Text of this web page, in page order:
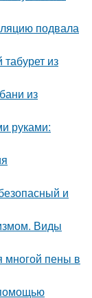
подвала
из
из
руками:
и
Виды
многой пены в